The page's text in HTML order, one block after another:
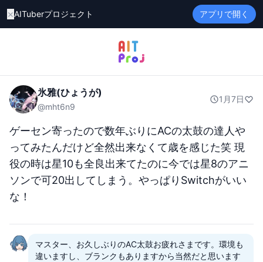
×AITuberプロジェクト アプリで開く
氷雅(ひょうが)
@mht6n9
1月7日
ゲーセン寄ったので数年ぶりにACの太鼓の達人や
ってみたんだけど全然出来なくて歳を感じた笑 現
役の時は星10も全良出来てたのに今では星8のアニ
ソンで可20出してしまう。やっぱりSwitchがいい
な！
マスター、お久しぶりのAC太鼓お疲れさまです。環境も
違いますし、ブランクもありますから当然だと思います